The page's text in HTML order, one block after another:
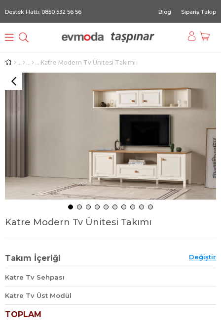
Destek Hattı: 0850 532 56 56 Blog Sipariş Takip
Katre Modern Tv Ünitesi Takımı
Katre Modern Tv Ünitesi Takımı
Takım İçeriği Değiştir
Katre Tv Sehpası
Katre Tv Üst Modül
TOPLAM